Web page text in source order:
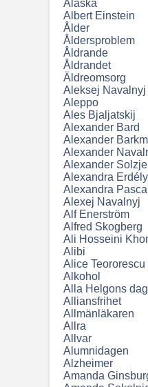
Alaska
Albert Einstein
Ålder
Åldersproblem
Åldrande
Åldrandet
Äldreomsorg
Aleksej Navalnyj
Aleppo
Ales Bjaljatskij
Alexander Bard
Alexander
Alexander
Alexander
Alexandra
Alexandra
Alexej Navalnyj
Alf Enerström
Alfred Skogberg
Ali Hosseini
Alibi
Alice Teororescu
Alkohol
Alla Helgons dag
Alliansfrihet
Allmänläkaren
Allra
Allvar
Alumnidagen
Alzheimer
Amanda